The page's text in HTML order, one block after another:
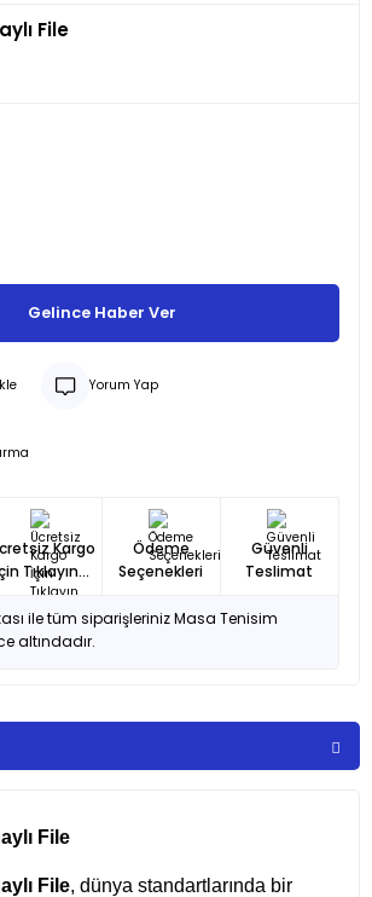
File
Gelince Haber Ver
Yorum Yap
Kargo
Tıklayın...
Ödeme
Seçenekleri
Güvenli
Teslimat
ile tüm siparişleriniz Masa Tenisim
altındadır.
File
File, dünya standartlarında bir